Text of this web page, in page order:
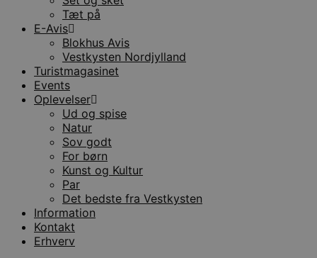
Tæt på
E-Avis
Blokhus Avis
Vestkysten Nordjylland
Turistmagasinet
Events
Oplevelser
Ud og spise
Natur
Sov godt
For børn
Kunst og Kultur
Par
Det bedste fra Vestkysten
Information
Kontakt
Erhverv